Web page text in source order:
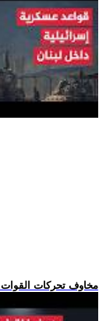
.. مخاوف تحركات